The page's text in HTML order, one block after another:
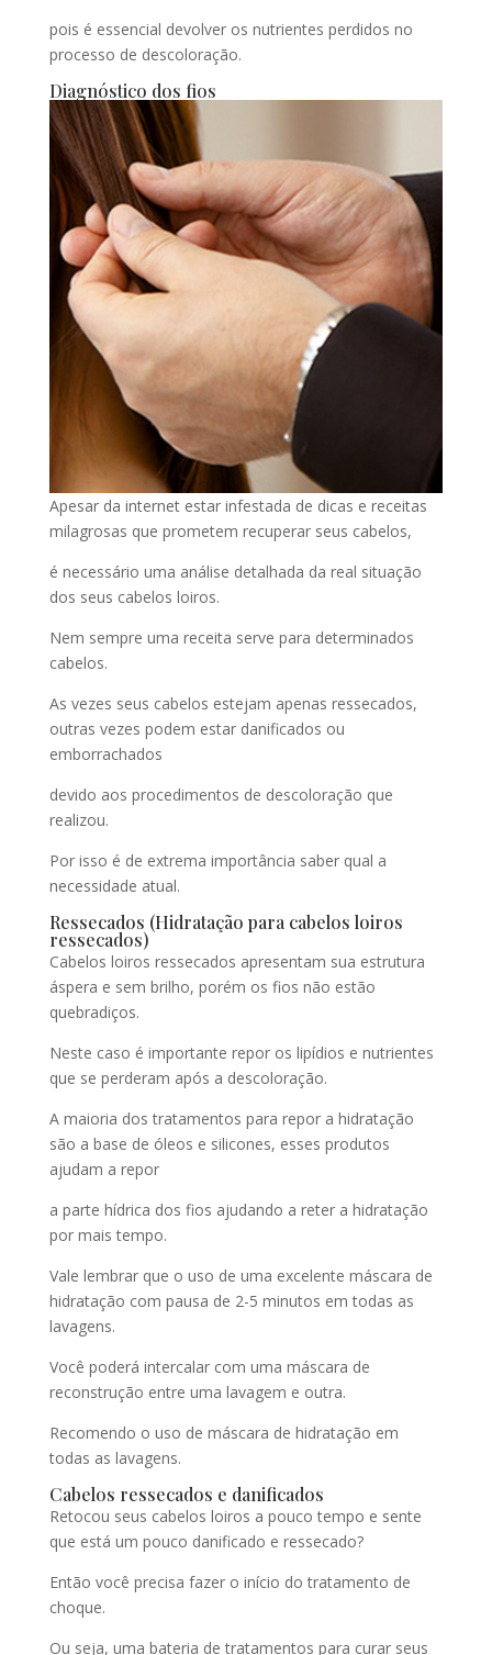
pois é essencial devolver os nutrientes perdidos no
processo de descoloração.
Diagnóstico dos fios
Apesar da internet estar infestada de dicas e receitas
milagrosas que prometem recuperar seus cabelos,
é necessário uma análise detalhada da real situação
dos seus cabelos loiros.
Nem sempre uma receita serve para determinados
cabelos.
As vezes seus cabelos estejam apenas ressecados,
outras vezes podem estar danificados ou
emborrachados
devido aos procedimentos de descoloração que
realizou.
Por isso é de extrema importância saber qual a
necessidade atual.
Ressecados (Hidratação para cabelos loiros
ressecados)
Cabelos loiros ressecados apresentam sua estrutura
áspera e sem brilho, porém os fios não estão
quebradiços.
Neste caso é importante repor os lipídios e nutrientes
que se perderam após a descoloração.
A maioria dos tratamentos para repor a hidratação
são a base de óleos e silicones, esses produtos
ajudam a repor
a parte hídrica dos fios ajudando a reter a hidratação
por mais tempo.
Vale lembrar que o uso de uma excelente máscara de
hidratação com pausa de 2-5 minutos em todas as
lavagens.
Você poderá intercalar com uma máscara de
reconstrução entre uma lavagem e outra.
Recomendo o uso de máscara de hidratação em
todas as lavagens.
Cabelos ressecados e danificados
Retocou seus cabelos loiros a pouco tempo e sente
que está um pouco danificado e ressecado?
Então você precisa fazer o início do tratamento de
choque.
Ou seja, uma bateria de tratamentos para curar seus